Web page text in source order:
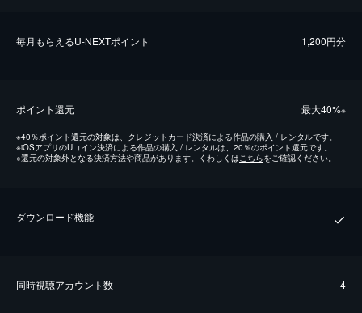
毎⽉もらえるU-NEXTポイント 1,200円分
ポイント還元 最⼤40%※
※40％ポイント還元の対象は、クレジットカード決済による作品の購入 / レンタルです。
※iOSアプリのUコイン決済による作品の購入 / レンタルは、20％のポイント還元です。
※還元の対象外となる決済方法や商品があります。くわしくはこちらをご確認ください。
ダウンロード機能
同時視聴アカウント数 4